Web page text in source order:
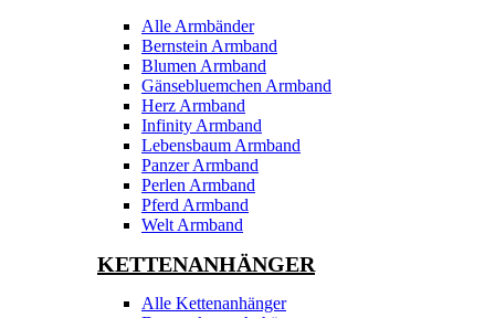
Alle Armbänder
Bernstein Armband
Blumen Armband
Gänsebluemchen Armband
Herz Armband
Infinity Armband
Lebensbaum Armband
Panzer Armband
Perlen Armband
Pferd Armband
Welt Armband
KETTENANHÄNGER
Alle Kettenanhänger